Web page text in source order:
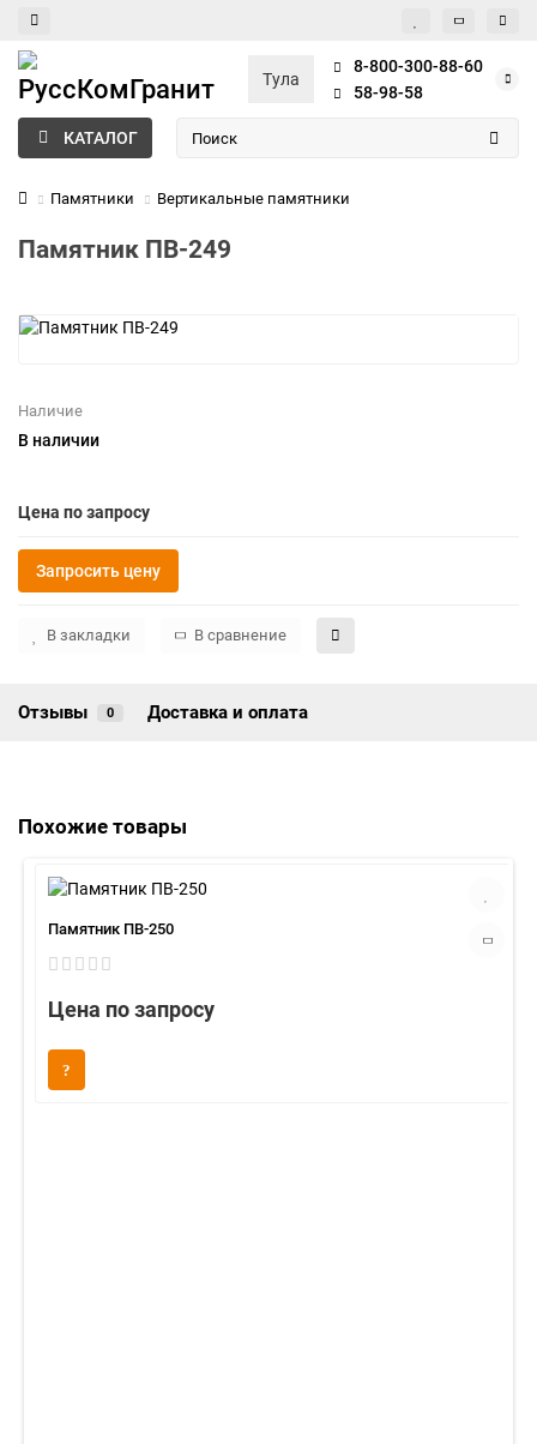
Тула
8-800-300-88-60
58-98-58
КАТАЛОГ
Памятники Вертикальные памятники
Памятник ПВ-249
Наличие
В наличии
Цена по запросу
Запросить цену
В закладки В сравнение
Отзывы 0 Доставка и оплата
Похожие товары
Памятник ПВ-250
Цена по запросу